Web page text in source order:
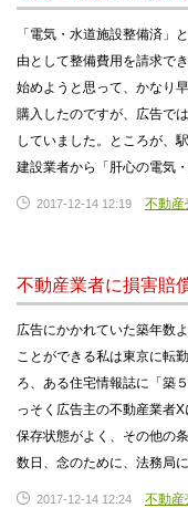
「電気・水道施設整備済
由として整備費用を請求で
始めようと思って、かなり
購入したのですが、広告で
していました。ところが、
建設業者から「肝心の電気
2017-12-14 12:19 不動産
不動産業者に損害賠
広告にかかれていた築年数
ことができる私は東京に転
ろ、ある住宅情報誌に「築
っそく広告主の不動産業者
保存状態がよく、その他の
数日、念のために、法務局
2017-12-14 12:24 不動産